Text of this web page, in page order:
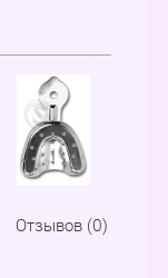
Отзывов (0)